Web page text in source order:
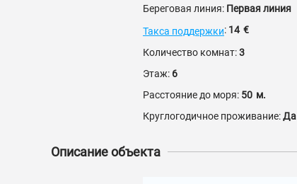
Береговая линия: Первая линия
Такса поддержки: 14 €
Количество комнат:3
Этаж: 6
Расстояние до моря: 50 м.
Круглогодичное проживание:Да
Описание объекта